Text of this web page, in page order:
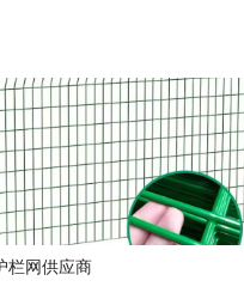
栏网供应商